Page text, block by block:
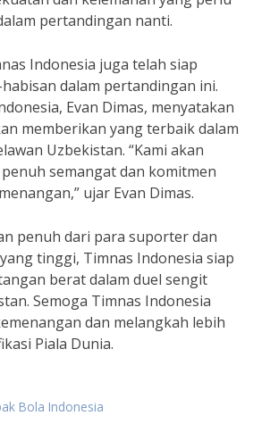
pertandingan nanti.
Indonesia juga telah siap
dalam pertandingan ini.
Evan Dimas, menyatakan
memberikan yang terbaik dalam
Uzbekistan. “Kami akan
semangat dan komitmen
ujar Evan Dimas.
penuh dari para suporter dan
tinggi, Timnas Indonesia siap
berat dalam duel sengit
Semoga Timnas Indonesia
dan melangkah lebih
Piala Dunia.
Bola Indonesia